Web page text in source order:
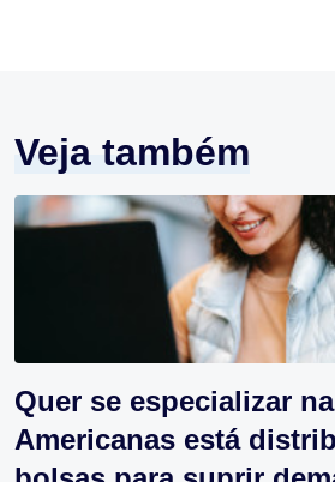
Veja também
Quer se especializar
Americanas está